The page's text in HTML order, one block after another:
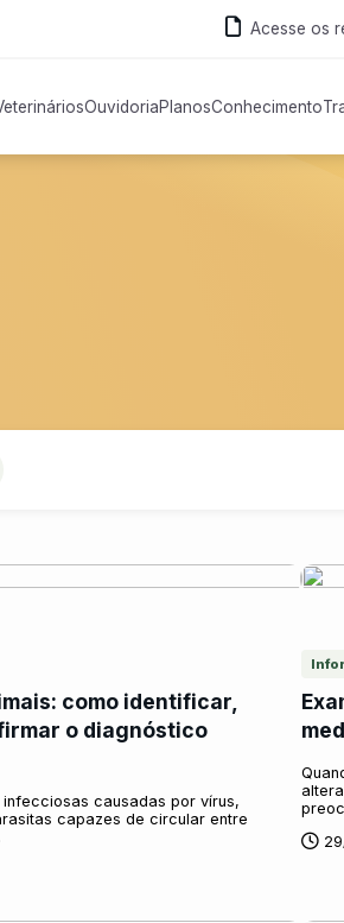
Acesse os
OuvidoriaPlanosConhecimento
como identificar,
o diagnóstico
causadas por vírus,
capazes de circular entre